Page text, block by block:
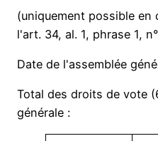
(uniquement possible
l'art. 34, al. 1, phrase 1,
Date de l'assemblée
Total des droits de vote
générale :